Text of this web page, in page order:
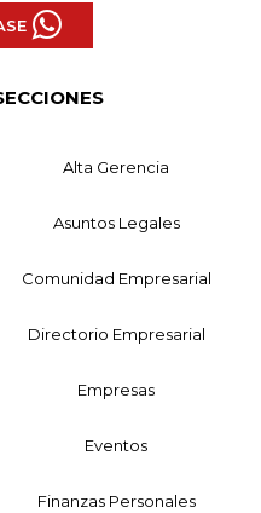
Alta Gerencia
Asuntos Legales
Comunidad Empresarial
Directorio Empresarial
Empresas
Eventos
Finanzas Personales